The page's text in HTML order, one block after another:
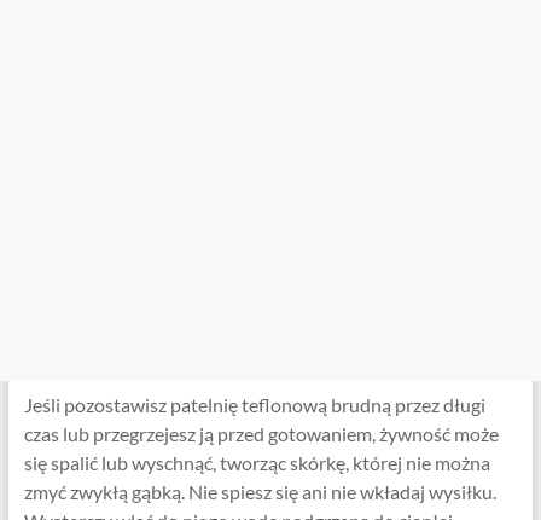
Jeśli pozostawisz patelnię teflonową brudną przez długi
czas lub przegrzejesz ją przed gotowaniem, żywność może
się spalić lub wyschnąć, tworząc skórkę, której nie można
zmyć zwykłą gąbką. Nie spiesz się ani nie wkładaj wysiłku.